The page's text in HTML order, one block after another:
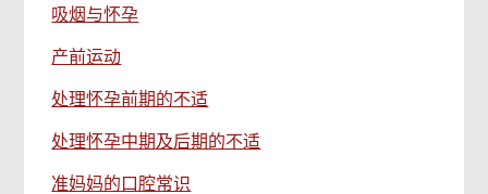
吸烟与怀孕
产前运动
处理怀孕前期的不适
处理怀孕中期及后期的不适
准妈妈的口腔常识